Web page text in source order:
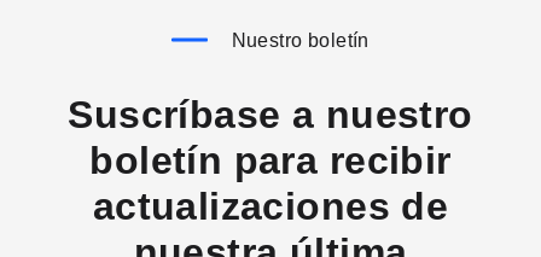
Nuestro boletín
Suscríbase a nuestro
boletín para recibir
actualizaciones de